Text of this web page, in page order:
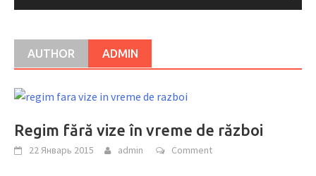
AUTHOR ADMIN
Regim fără vize în vreme de război
22 Январь 2015 admin Comment